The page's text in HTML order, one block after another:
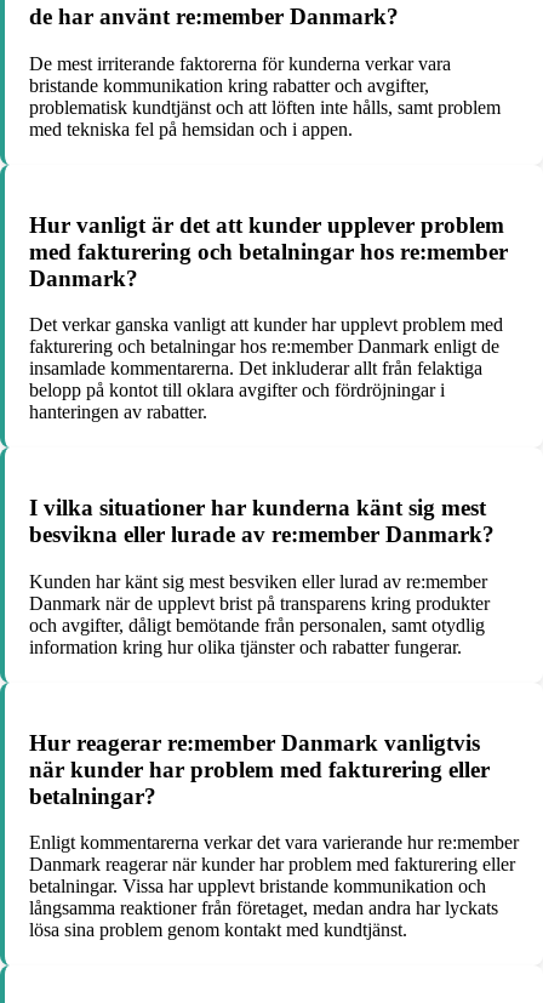
de har använt re:member Danmark?
De mest irriterande faktorerna för kunderna verkar vara
bristande kommunikation kring rabatter och avgifter,
problematisk kundtjänst och att löften inte hålls, samt problem
med tekniska fel på hemsidan och i appen.
Hur vanligt är det att kunder upplever problem
med fakturering och betalningar hos re:member
Danmark?
Det verkar ganska vanligt att kunder har upplevt problem med
fakturering och betalningar hos re:member Danmark enligt de
insamlade kommentarerna. Det inkluderar allt från felaktiga
belopp på kontot till oklara avgifter och fördröjningar i
hanteringen av rabatter.
I vilka situationer har kunderna känt sig mest
besvikna eller lurade av re:member Danmark?
Kunden har känt sig mest besviken eller lurad av re:member
Danmark när de upplevt brist på transparens kring produkter
och avgifter, dåligt bemötande från personalen, samt otydlig
information kring hur olika tjänster och rabatter fungerar.
Hur reagerar re:member Danmark vanligtvis
när kunder har problem med fakturering eller
betalningar?
Enligt kommentarerna verkar det vara varierande hur re:member
Danmark reagerar när kunder har problem med fakturering eller
betalningar. Vissa har upplevt bristande kommunikation och
långsamma reaktioner från företaget, medan andra har lyckats
lösa sina problem genom kontakt med kundtjänst.